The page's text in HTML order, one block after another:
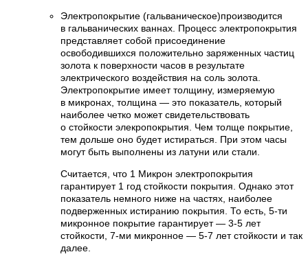
Электропокрытие (гальваническое)производится
в гальванических ваннах. Процесс электропокрытия
представляет собой присоединение
освободившихся положительно заряженных частиц
золота к поверхности часов в результате
электрического воздействия на соль золота.
Электропокрытие имеет толщину, измеряемую
в микронах, толщина — это показатель, который
наиболее четко может свидетельствовать
о стойкости элекропокрытия. Чем толще покрытие,
тем дольше оно будет истираться. При этом часы
могут быть выполнены из латуни или стали.
Считается, что 1 Микрон электропокрытия
гарантирует 1 год стойкости покрытия. Однако этот
показатель немного ниже на частях, наиболее
подверженных истиранию покрытия. То есть, 5-ти
микронное покрытие гарантирует — 3-5 лет
стойкости, 7-ми микронное — 5-7 лет стойкости и так
далее.